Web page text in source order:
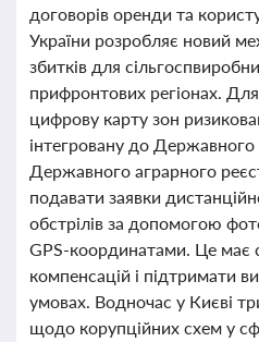
договорів оренди та
України розробляє новий
збитків для
прифронтових регіонах.
цифрову карту зон
інтегровану до
Державного аграрного
подавати заявки
обстрілів за допомогою
GPS-координатами. Це має
компенсацій і підтримати
умовах. Водночас у Києві
щодо корупційних схем у